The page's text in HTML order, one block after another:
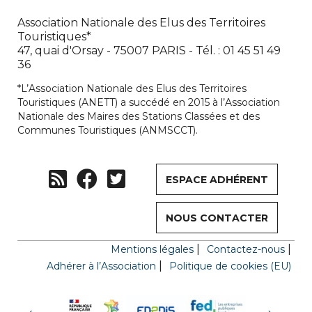
Association Nationale des Elus des Territoires
Touristiques*
47, quai d'Orsay - 75007 PARIS - Tél. : 01 45 51 49
36
*L’Association Nationale des Elus des Territoires
Touristiques (ANETT) a succédé en 2015 à l’Association
Nationale des Maires des Stations Classées et des
Communes Touristiques (ANMSCCT).
ESPACE ADHÉRENT
NOUS CONTACTER
Mentions légales
Contactez-nous
Adhérer à l’Association
Politique de cookies (EU)